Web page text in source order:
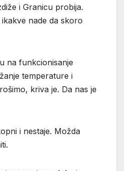
i Granicu probija.
nade da skoro
na funkcionisanje
temperature i
kriva je. Da nas je
i nestaje. Možda